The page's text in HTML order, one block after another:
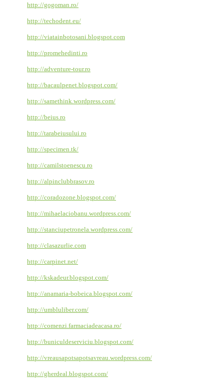
http://gogoman.ro/
http://techodent.eu/
http://viatainbotosani.blogspot.com
http://promehedinti.ro
http://adventure-tour.ro
http://bacaulpenet.blogspot.com/
http://samethink.wordpress.com/
http://beius.ro
http://tarabeiusului.ro
http://specimen.tk/
http://camilstoenescu.ro
http://alpinclubbrasov.ro
http://coradozone.blogspot.com/
http://mihaelaciobanu.wordpress.com/
http://stanciupetronela.wordpress.com/
http://clasazurlie.com
http://carpinet.net/
http://kskadeur.blogspot.com/
http://anamaria-bobeica.blogspot.com/
http://umbluliber.com/
http://comenzi.farmaciadeacasa.ro/
http://buniculdeserviciu.blogspot.com/
http://vreausapotsapotsavreau.wordpress.com/
http://gherdeal.blogspot.com/